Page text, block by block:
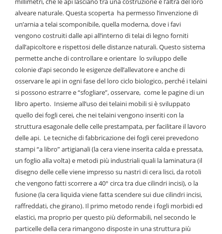
alveare naturale. Questa scoperta ha permesso l’invenzione di
un’arnia a telai scomponibile, quella moderna, dove i favi
vengono costruiti dalle api all’interno di telai di legno forniti
dall’apicoltore e rispettosi delle distanze naturali. Questo sistema
permette anche di controllare e orientare lo sviluppo delle
colonie d’api secondo le esigenze dell’allevatore e anche di
osservare le api in ogni fase del loro ciclo biologico, perché i telaini
si possono estrarre e “sfogliare”, osservare, come le pagine di un
libro aperto. Insieme all’uso dei telaini mobili si è sviluppato
quello dei fogli cerei, che nei telaini vengono inseriti con la
struttura esagonale delle celle prestampata, per facilitare il lavoro
delle api. Le tecniche di fabbricazione dei fogli cerei prevedono
stampi “a libro” artigianali (la cera viene inserita calda e pressata,
un foglio alla volta) e metodi più industriali quali la laminatura (il
disegno delle celle viene impresso su nastri di cera lisci, da rotoli
che vengono fatti scorrere a 40° circa tra due cilindri incisi), o la
fusione (la cera liquida viene fatta scendere sui due cilindri incisi,
raffreddati, che girano). Il primo metodo rende i fogli morbidi ed
elastici, ma proprio per questo più deformabili, nel secondo le
particelle della cera rimangono disposte in una struttura più